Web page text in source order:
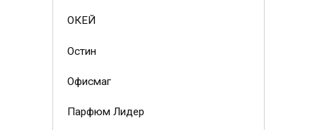
ОКЕЙ
Остин
Офисмаг
Парфюм Лидер